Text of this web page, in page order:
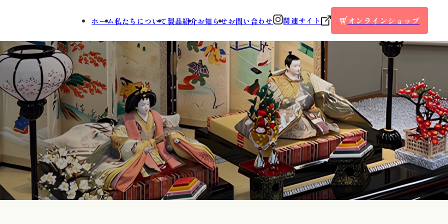
ホーム私たちについて 製品紹介お知らせお問い合わせ 関連サイト オンラインショップ